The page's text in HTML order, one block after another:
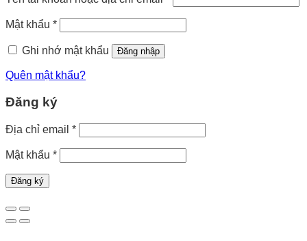
Mật khẩu *
Ghi nhớ mật khẩu Đăng nhập
Quên mật khẩu?
Đăng ký
Địa chỉ email *
Mật khẩu *
Đăng ký